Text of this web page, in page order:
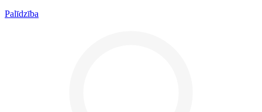
Palīdzība